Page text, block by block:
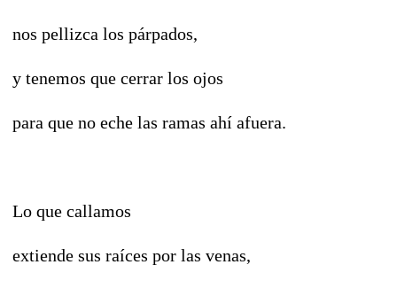
nos pellizca los párpados,
y tenemos que cerrar los ojos
para que no eche las ramas ahí afuera.
Lo que callamos
extiende sus raíces por las venas,